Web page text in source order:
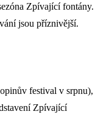
Zpívající fontány.
jsou příznivější.
festival v srpnu),
Zpívající